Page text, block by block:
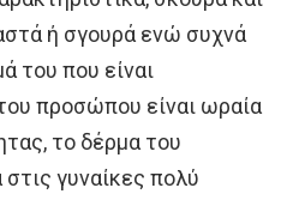
ή σγουρά ενώ συχνά
του που είναι
προσώπου είναι ωραία
το δέρμα του
γυναίκες πολύ